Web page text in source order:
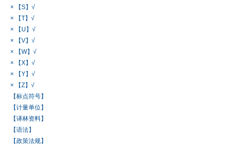
× 【S】√
× 【T】√
× 【U】√
× 【V】√
× 【W】√
× 【X】√
× 【Y】√
× 【Z】√
【标点符号】
【计量单位】
【译林资料】
【语法】
【政策法规】